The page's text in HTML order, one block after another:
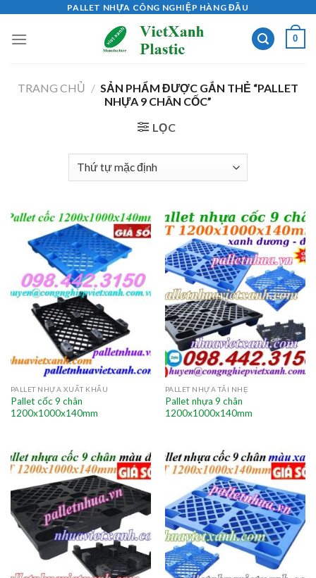
content
PALLET NHỰA CÔNG NGHIỆP HÀNG ĐẦU
0
TRANG CHỦ / SẢN PHẨM ĐƯỢC GẮN THẺ “PALLET
NHỰA 9 CHÂN CỐC”
LỌC
PALLET NHỰA XUẤT KHẨU
Pallet cốc 9 chân
1200x1000x140mm
PALLET NHỰA TẢI NHẸ
Pallet nhựa 9 chân
1200x1000x140mm